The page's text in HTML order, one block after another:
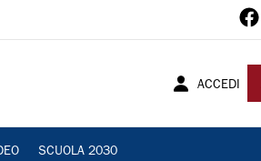
ACCEDI
SCUOLA 2030